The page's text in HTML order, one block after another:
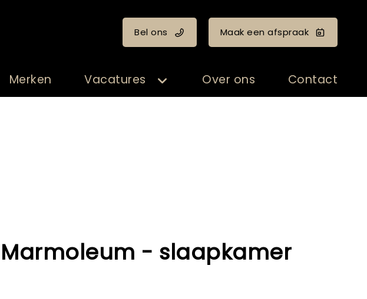
Bel ons Maak een afspraak
Merken Vacatures Over ons Contact
Marmoleum - slaapkamer